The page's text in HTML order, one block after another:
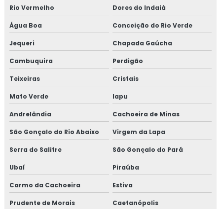
Rio Vermelho Dores do Indaiá
Água Boa Conceição do Rio Verde
Jequeri Chapada Gaúcha
Cambuquira Perdigão
Teixeiras Cristais
Mato Verde Iapu
Andrelândia Cachoeira de Minas
São Gonçalo do Rio Abaixo Virgem da Lapa
Serra do Salitre São Gonçalo do Pará
Ubaí Piraúba
Carmo da Cachoeira Estiva
Prudente de Morais Caetanópolis